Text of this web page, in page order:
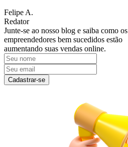
Felipe A.
Redator
Junte-se ao nosso blog e saiba como os
empreendedores bem sucedidos estão
aumentando suas vendas online.
Cadastrar-se